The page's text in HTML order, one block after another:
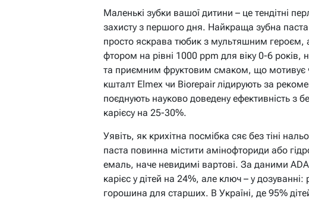
Маленькі зубки вашої дитини – це тендітні
захисту з першого дня. Найкраща зубна
просто яскрава тюбик з мультяшним героєм,
фтором на рівні 1000 ppm для віку 0-6 років,
та приємним фруктовим смаком, що мотивує
кшталт Elmex чи Biorepair лідирують за
поєднують науково доведену ефективність з
карієсу на 25-30%.
Уявіть, як крихітна посмібка сяє без тіні
паста повинна містити амінофториди або
емаль, наче невидимі вартові. За даними
карієс у дітей на 24%, але ключ – у
горошина для старших. В Україні, де 95%